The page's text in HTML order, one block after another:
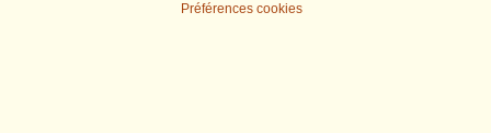
Préférences cookies